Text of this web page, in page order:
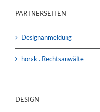
PARTNERSEITEN
Designanmeldung
horak . Rechtsanwälte
DESIGN